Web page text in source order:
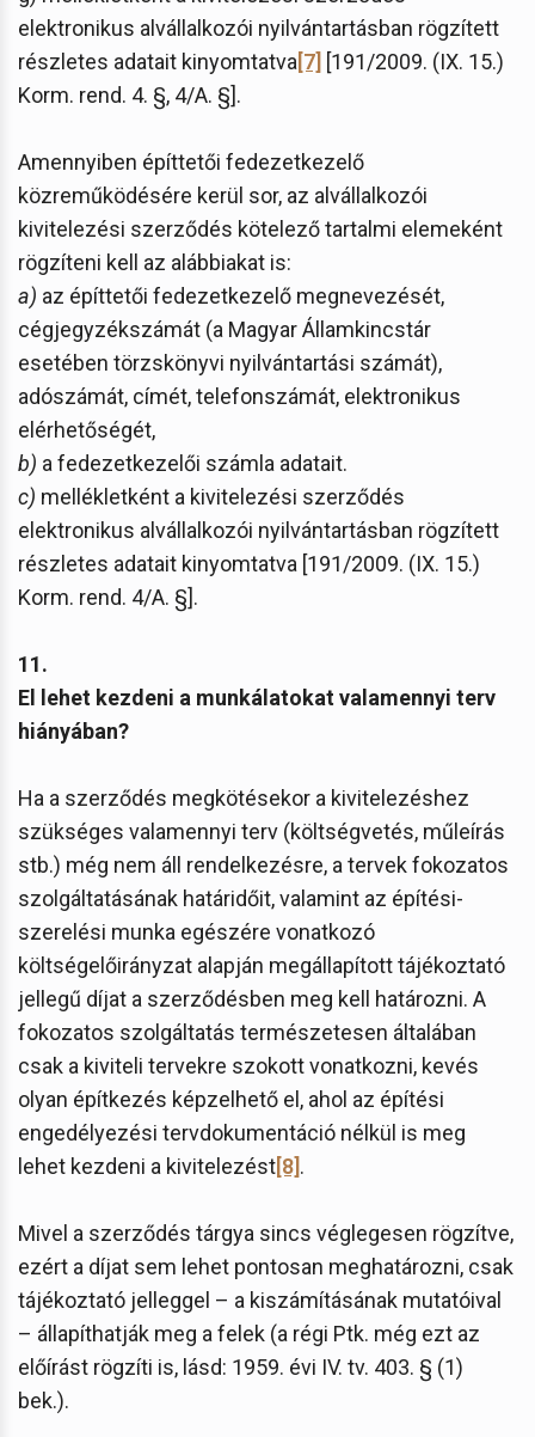
elektronikus alvállalkozói nyilvántartásban rögzített
részletes adatait kinyomtatva[7] [191/2009. (IX. 15.)
Korm. rend. 4. §, 4/A. §].
Amennyiben építtetői fedezetkezelő
közreműködésére kerül sor, az alvállalkozói
kivitelezési szerződés kötelező tartalmi elemeként
rögzíteni kell az alábbiakat is:
a) az építtetői fedezetkezelő megnevezését,
cégjegyzékszámát (a Magyar Államkincstár
esetében törzskönyvi nyilvántartási számát),
adószámát, címét, telefonszámát, elektronikus
elérhetőségét,
b) a fedezetkezelői számla adatait.
c) mellékletként a kivitelezési szerződés
elektronikus alvállalkozói nyilvántartásban rögzített
részletes adatait kinyomtatva [191/2009. (IX. 15.)
Korm. rend. 4/A. §].
11.
El lehet kezdeni a munkálatokat valamennyi terv
hiányában?
Ha a szerződés megkötésekor a kivitelezéshez
szükséges valamennyi terv (költségvetés, műleírás
stb.) még nem áll rendelkezésre, a tervek fokozatos
szolgáltatásának határidőit, valamint az építési-
szerelési munka egészére vonatkozó
költségelőirányzat alapján megállapított tájékoztató
jellegű díjat a szerződésben meg kell határozni. A
fokozatos szolgáltatás természetesen általában
csak a kiviteli tervekre szokott vonatkozni, kevés
olyan építkezés képzelhető el, ahol az építési
engedélyezési tervdokumentáció nélkül is meg
lehet kezdeni a kivitelezést[8].
Mivel a szerződés tárgya sincs véglegesen rögzítve,
ezért a díjat sem lehet pontosan meghatározni, csak
tájékoztató jelleggel – a kiszámításának mutatóival
– állapíthatják meg a felek (a régi Ptk. még ezt az
előírást rögzíti is, lásd: 1959. évi IV. tv. 403. § (1)
bek.).